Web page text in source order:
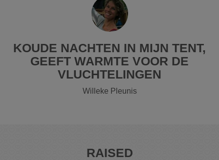
KOUDE NACHTEN IN MIJN TENT,
GEEFT WARMTE VOOR DE
VLUCHTELINGEN
Willeke Pleunis
RAISED